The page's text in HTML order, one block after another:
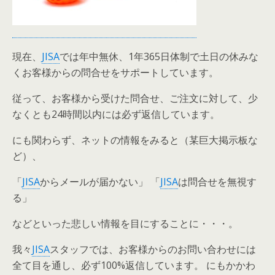
現在、 JISAでは年中無休、1年365日体制で土日の休みな
くお客様からの問合せをサポートしています。
従って、お客様から受けた問合せ、ご注文に対して、少
なくとも24時間以内には必ず返信しています。
にも関わらず、ネットの情報をみると（某巨大掲示板な
ど）、
「JISAからメールが届かない」 「JISAは問合せを無視す
る」
などといった悲しい情報を目にすることに・・・。
我々JISAスタッフでは、お客様からのお問い合わせには
全て目を通し、必ず100%返信しています。 にもかかわ